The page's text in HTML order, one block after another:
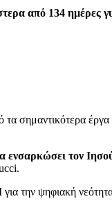
από 134 ημέρες
σημαντικότερα
ενσαρκώσει τον
την ψηφιακή